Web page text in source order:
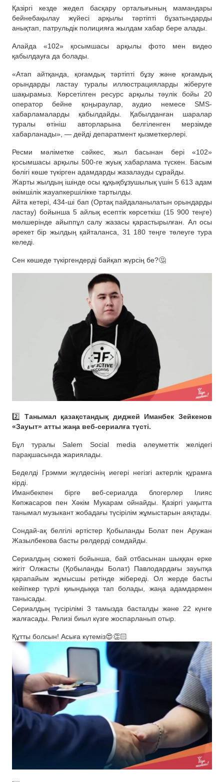
Қазіргі кезде жедел басқару орталығының мамандары
бейнебақылау жүйесі арқылы тәртіпті бұзатындарды
анықтап, патрульдік полицияға жылдам хабар бере алады.
Алайда «102» қосымшасы арқылы фото мен видео
қабылдауға да болады.
«Атап айтқанда, қоғамдық тәртіпті бұзу және қоғамдық
орындарды ластау туралы иллюстрацияларды жіберуге
шақырамыз. Көрсетілген ресурс арқылы тәулік бойы 20
оператор бейне қоңыраулар, аудио немесе SMS-
хабарламаларды қабылдайды. Қабылданған шаралар
туралы өтініш авторларына белгіленген мерзімде
хабарланады», — дейді депаратмент қызметкерлері.
Ресми мәліметке сәйкес, жыл басынан бері «102»
қосымшасы арқылы 500-ге жуық хабарлама түскен. Басым
бөлігі көше түкірген адамдарды жазалауды сұрайды.
Жарты жылдың ішінде осы құқықбұзушылық үшін 5 613 адам
әкімшілік жауапкершілікке тартылды.
Айта кетері, 434-ші бап (Ортақ пайдаланылатын орындарды
ластау) бойынша 5 айлық есептік көрсеткіш (15 900 теңге)
мөлшерінде айыппұл салу жазасы қарастырылған. Ал осы
әрекет бір жылдың қайталанса, 31 180 теңге төлеуге тура
келеді.
Сен көшеде түкіргендерді байқап жүрсің бе?🤔
2️⃣ Танымал қазақстандық диджей Иманбек Зейкенов
«Зауыт» атты жаңа веб-сериалға түсті.
Бұл туралы Salem Social media әлеуметтік желідегі
парақшасында жариялады.
Беделді Грэмми жүлдесінің иегері негізгі актерлік құрамға
кірді.
Иманбекпен бірге веб-сериалда блогерлер Ілияс
Көпжасаров пен Хәкім Мукарам ойнайды. Қазіргі уақытта
танымал музыкант жобадағы түсірілім жұмыстарын аяқтады.
Сондай-ақ белгілі әртістер Қобыланды Болат пен Аружан
Жазылбекова басты рөлдерді сомдайды.
Сериалдың сюжеті бойынша, бай отбасынан шыққан ерке
жігіт Олжасты (Қобыланды Болат) Павлодардағы зауытқа
қарапайым жұмысшы ретінде жібереді. Ол жерде басты
кейіпкер түрлі қиындыққа тап болады, жаңа адамдармен
танысады.
Сериалдың түсірілімі 3 тамызда басталды және 22 күнге
жалғасады. Релизі биыл күзге жоспарланып отыр.
Құтты болсын! Асыға күтеміз😍👏🏻